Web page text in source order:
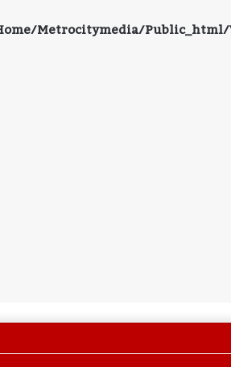
metrocitymedia/